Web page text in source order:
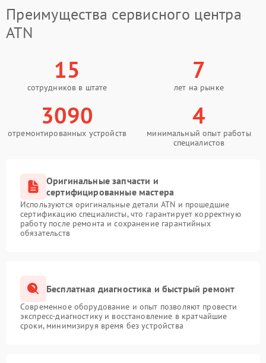
Преимущества сервисного центра
ATN
15
сотрудников в штате
7
лет на рынке
3090
отремонтированных устройств
4
минимальный опыт работы
специалистов
Оригинальные запчасти и
сертифицированные мастера
Используются оригинальные детали ATN и прошедшие
сертификацию специалисты, что гарантирует корректную
работу после ремонта и сохранение гарантийных
обязательств
Бесплатная диагностика и быстрый ремонт
Современное оборудование и опыт позволяют провести
экспресс-диагностику и восстановление в кратчайшие
сроки, минимизируя время без устройства